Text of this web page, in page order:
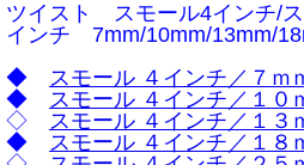
ツイスト スモール4インチ/
インチ 7mm/10mm/13mm/
◆ スモール ４インチ／７ｍ
◆ スモール ４インチ／１０
◇ スモール ４インチ／１３
◆ スモール ４インチ／１８